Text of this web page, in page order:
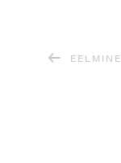
EELMINE